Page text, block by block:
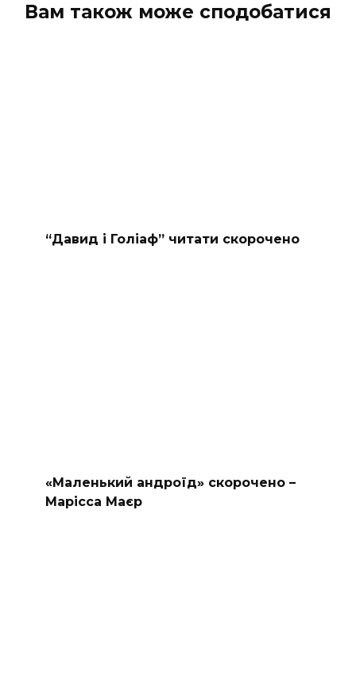
Вам також може сподобатися
“Давид і Голіаф” читати скорочено
«Маленький андроїд» скорочено –
Марісса Маєр